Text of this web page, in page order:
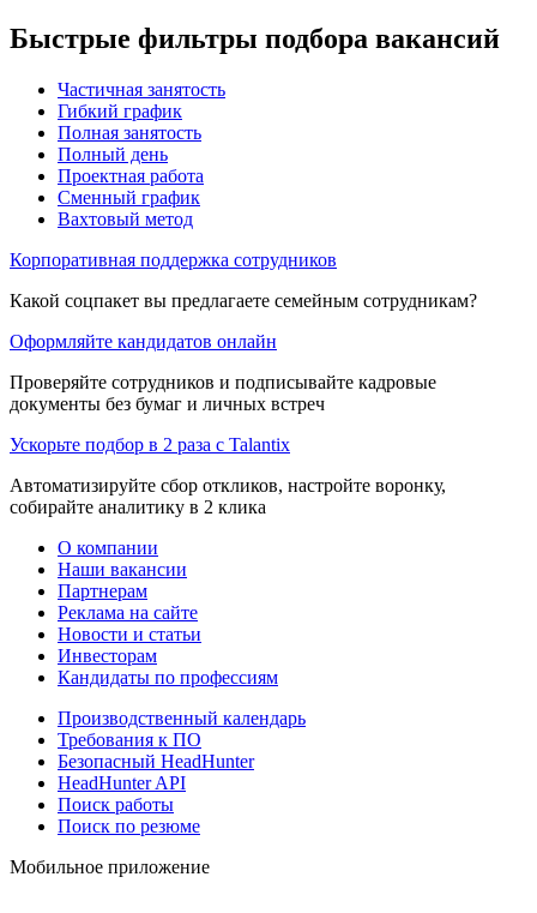
Быстрые фильтры подбора вакансий
Частичная занятость
Гибкий график
Полная занятость
Полный день
Проектная работа
Сменный график
Вахтовый метод
Корпоративная поддержка сотрудников
Какой соцпакет вы предлагаете семейным сотрудникам?
Оформляйте кандидатов онлайн
Проверяйте сотрудников и подписывайте кадровые
документы без бумаг и личных встреч
Ускорьте подбор в 2 раза с Talantix
Автоматизируйте сбор откликов, настройте воронку,
собирайте аналитику в 2 клика
О компании
Наши вакансии
Партнерам
Реклама на сайте
Новости и статьи
Инвесторам
Кандидаты по профессиям
Производственный календарь
Требования к ПО
Безопасный HeadHunter
HeadHunter API
Поиск работы
Поиск по резюме
Мобильное приложение